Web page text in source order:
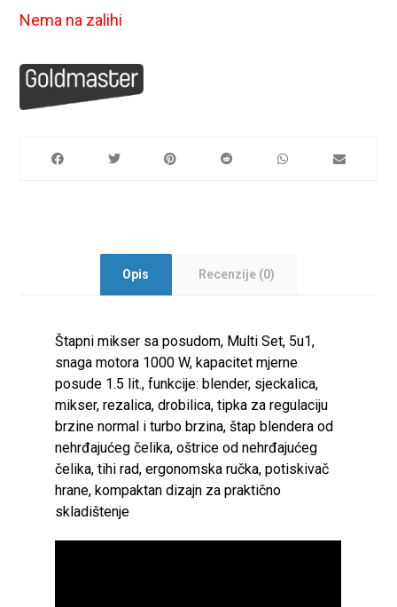
Nema na zalihi
Opis Recenzije (0)
Štapni mikser sa posudom, Multi Set, 5u1,
snaga motora 1000 W, kapacitet mjerne
posude 1.5 lit., funkcije: blender, sjeckalica,
mikser, rezalica, drobilica, tipka za regulaciju
brzine normal i turbo brzina, štap blendera od
nehrđajućeg čelika, oštrice od nehrđajućeg
čelika, tihi rad, ergonomska ručka, potiskivač
hrane, kompaktan dizajn za praktično
skladištenje